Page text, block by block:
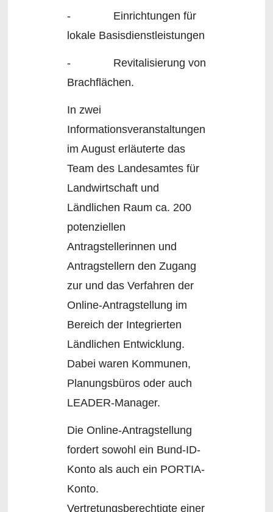
- Einrichtungen für
lokale Basisdienstleistungen
- Revitalisierung von
Brachflächen.
In zwei
Informationsveranstaltungen
im August erläuterte das
Team des Landesamtes für
Landwirtschaft und
Ländlichen Raum ca. 200
potenziellen
Antragstellerinnen und
Antragstellern den Zugang
zur und das Verfahren der
Online-Antragstellung im
Bereich der Integrierten
Ländlichen Entwicklung.
Dabei waren Kommunen,
Planungsbüros oder auch
LEADER-Manager.
Die Online-Antragstellung
fordert sowohl ein Bund-ID-
Konto als auch ein PORTIA-
Konto.
Vertretungsberechtigte einer